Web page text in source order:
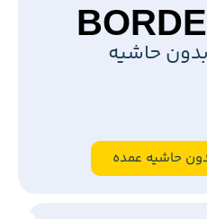
حاشیه
حاشیه عمده